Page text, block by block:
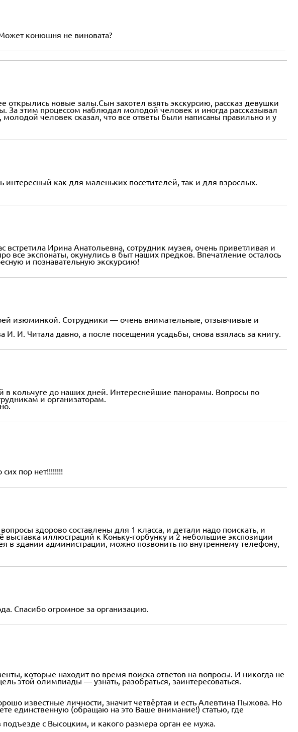
конюшня не виновата?
новые залы.Сын захотел взять экскурсию, рассказ девушки
За этим процессом наблюдал молодой человек и иногда рассказывал
человек сказал, что все ответы были написаны правильно и у
как для маленьких посетителей, так и для взрослых.
Ирина Анатольевна, сотрудник музея, очень приветливая и
экспонаты, окунулись в быт наших предков. Впечатление осталось
и познавательную экскурсию!
изюминкой. Сотрудники — очень внимательные, отзывчивые и
И. Читала давно, а после посещения усадьбы, снова взялась за книгу.
в кольчуге до наших дней. Интереснейшие панорамы. Вопросы по
и организаторам.
пор нет!!!!!!!!
здорово составлены для 1 класса, и детали надо поискать, и
иллюстраций к Коньку-горбунку и 2 небольшие экспозиции
в здании администрации, можно позвонить по внутреннему телефону,
Спасибо огромное за организацию.
которые находит во время поиска ответов на вопросы. И никогда не
этой олимпиады — узнать, разобраться, заинтересоваться.
известные личности, значит четвёртая и есть Алевтина Пыжова. Но
единственную (обращаю на это Ваше внимание!) статью, где
с Высоцким, и какого размера орган ее мужа.